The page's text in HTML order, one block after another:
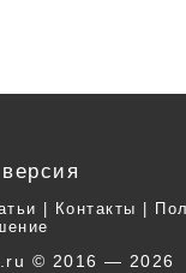
Контакты
© 2016 — 2026